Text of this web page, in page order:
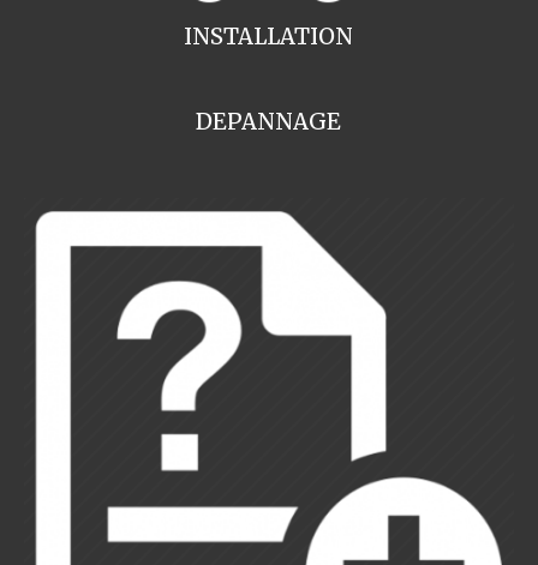
INSTALLATION
DEPANNAGE